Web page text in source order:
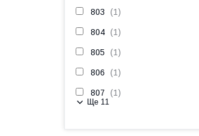
803 1
804 1
805 1
806 1
807 1
Ще 11